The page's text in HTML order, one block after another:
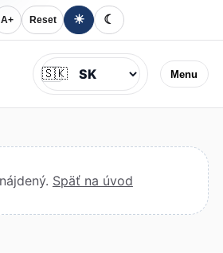
A+ Reset ☀ ☾
Menu
Jazyk
🇸🇰
Späť na úvod